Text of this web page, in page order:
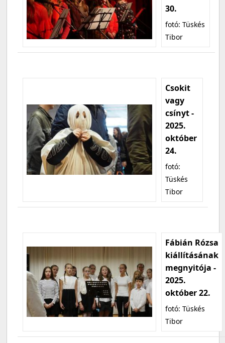
30.
fotó: Tüskés
Tibor
Csokit
vagy
csínyt -
2025.
október
24.
fotó:
Tüskés
Tibor
Fábián Rózsa
kiállításának
megnyitója -
2025.
október 22.
fotó: Tüskés
Tibor